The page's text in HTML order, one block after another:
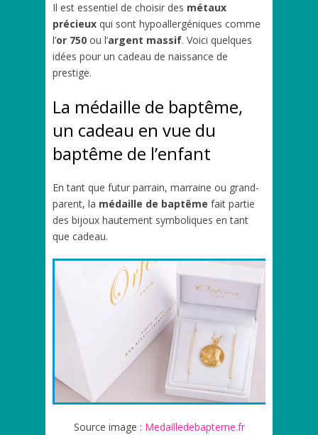
Il est essentiel de choisir des métaux
précieux qui sont hypoallergéniques comme
l’or 750 ou l’argent massif. Voici quelques
idées pour un cadeau de naissance de
prestige.
La médaille de baptême,
un cadeau en vue du
baptême de l’enfant
En tant que futur parrain, marraine ou grand-
parent, la médaille de baptême fait partie
des bijoux hautement symboliques en tant
que cadeau.
Source image : Medailledebapteme.fr